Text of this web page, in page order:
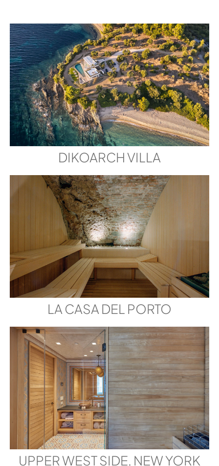
DIKOARCH VILLA
LA CASA DEL PORTO
UPPER WEST SIDE, NEW YORK